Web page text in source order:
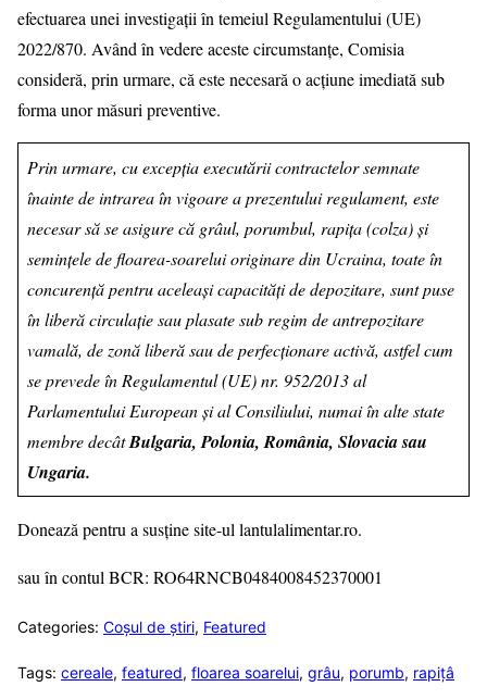
efectuarea unei investigații în temeiul Regulamentului (UE)
2022/870. Având în vedere aceste circumstanțe, Comisia
consideră, prin urmare, că este necesară o acțiune imediată sub
forma unor măsuri preventive.
Prin urmare, cu excepția executării contractelor semnate
înainte de intrarea în vigoare a prezentului regulament, este
necesar să se asigure că grâul, porumbul, rapița (colza) și
semințele de floarea-soarelui originare din Ucraina, toate în
concurență pentru aceleași capacități de depozitare, sunt puse
în liberă circulație sau plasate sub regim de antrepozitare
vamală, de zonă liberă sau de perfecționare activă, astfel cum
se prevede în Regulamentul (UE) nr. 952/2013 al
Parlamentului European și al Consiliului, numai în alte state
membre decâtBulgaria, Polonia, România, Slovacia sau
Ungaria.
Donează pentru a susține site-ul lantulalimentar.ro.
sau în contul BCR: RO64RNCB0484008452370001
Categories: Coșul de știri, Featured
Tags: cereale, featured, floarea soarelui, grâu, porumb, rapițâ